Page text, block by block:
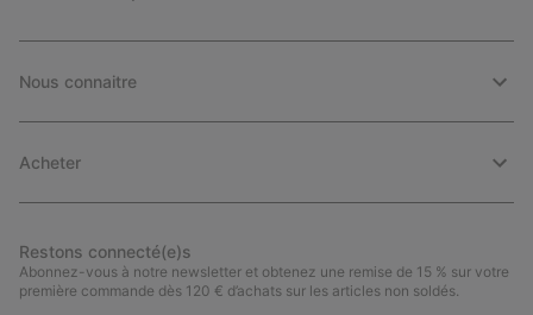
Nous connaitre
Acheter
Restons connecté(e)s
Abonnez-vous à notre newsletter et obtenez une remise de 15 % sur votre
première commande dès 120 € d’achats sur les articles non soldés.